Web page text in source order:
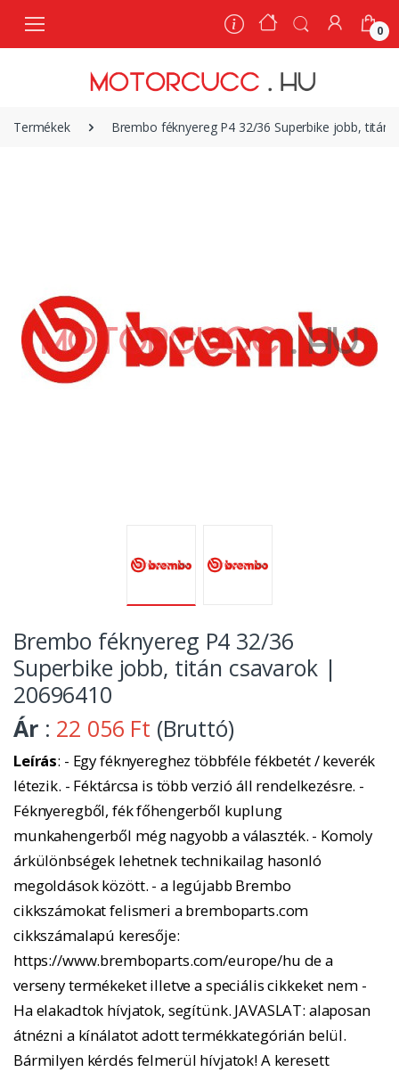
0
Termékek Brembo féknyereg P4 32/36 Superbike jobb, titán
Brembo féknyereg P4 32/36
Superbike jobb, titán csavarok |
20696410
Ár : 22 056 Ft (Bruttó)
Leírás: - Egy féknyereghez többféle fékbetét / keverék
létezik. - Féktárcsa is több verzió áll rendelkezésre. -
Féknyeregből, fék főhengerből kuplung
munkahengerből még nagyobb a választék. - Komoly
árkülönbségek lehetnek technikailag hasonló
megoldások között. - a legújabb Brembo
cikkszámokat felismeri a bremboparts.com
cikkszámalapú keresője:
https://www.bremboparts.com/europe/hu de a
verseny termékeket illetve a speciális cikkeket nem -
Ha elakadtok hívjatok, segítünk. JAVASLAT: alaposan
átnézni a kínálatot adott termékkategórián belül.
Bármilyen kérdés felmerül hívjatok! A keresett
0